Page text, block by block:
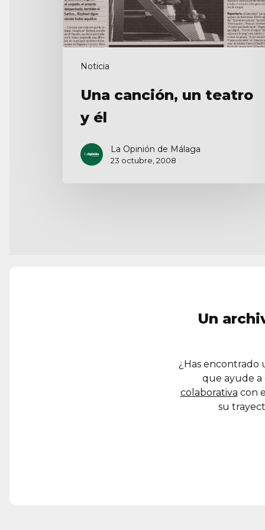
Noticia
Una canción, un teatro
y él
La Opinión de Málaga
23 octubre, 2008
Un
¿Has encontrado
que ayude a
colaborativa con
su